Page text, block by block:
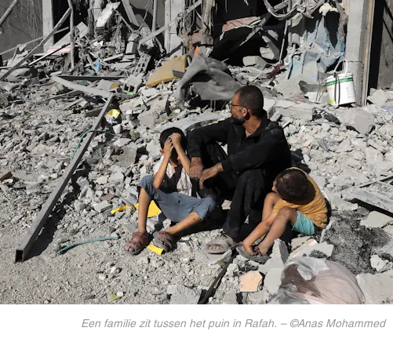
Een familie zit tussen het puin in Rafah. – ©Anas Mohammed